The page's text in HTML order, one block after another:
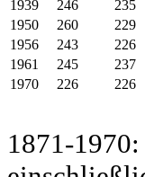
1939
246
235
1950
260
229
1956
243
226
1961
245
237
1970
226 226
1871-1970: